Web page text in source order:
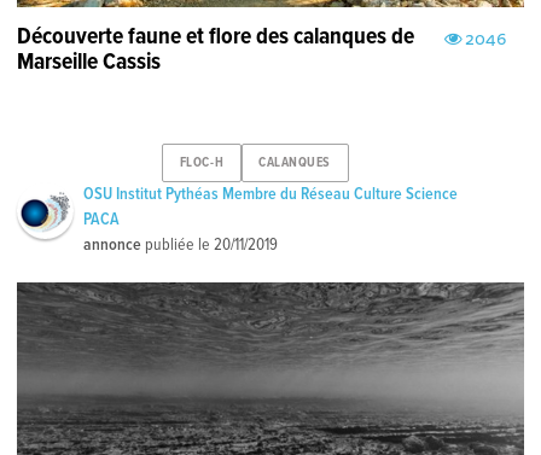
2046
Découverte faune et flore des calanques de
Marseille Cassis
FLOC-H CALANQUES
OSU Institut Pythéas Membre du Réseau Culture Science
PACA
annonce publiée le20/11/2019